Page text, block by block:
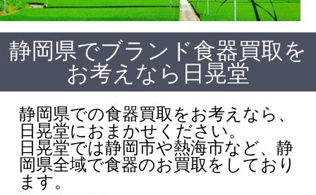
静岡県でブランド食器買取を
お考えなら日晃堂
静岡県での食器買取をお考えなら、
日晃堂におまかせください。
日晃堂では静岡市や熱海市など、静
岡県全域で食器のお買取をしており
ます。